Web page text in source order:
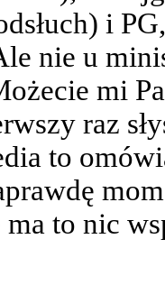
i
nie u
mi
raz
to
to nic